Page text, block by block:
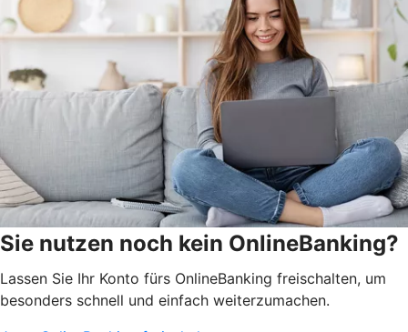
Sie nutzen noch kein OnlineBanking?
Lassen Sie Ihr Konto fürs OnlineBanking freischalten, um
besonders schnell und einfach weiterzumachen.